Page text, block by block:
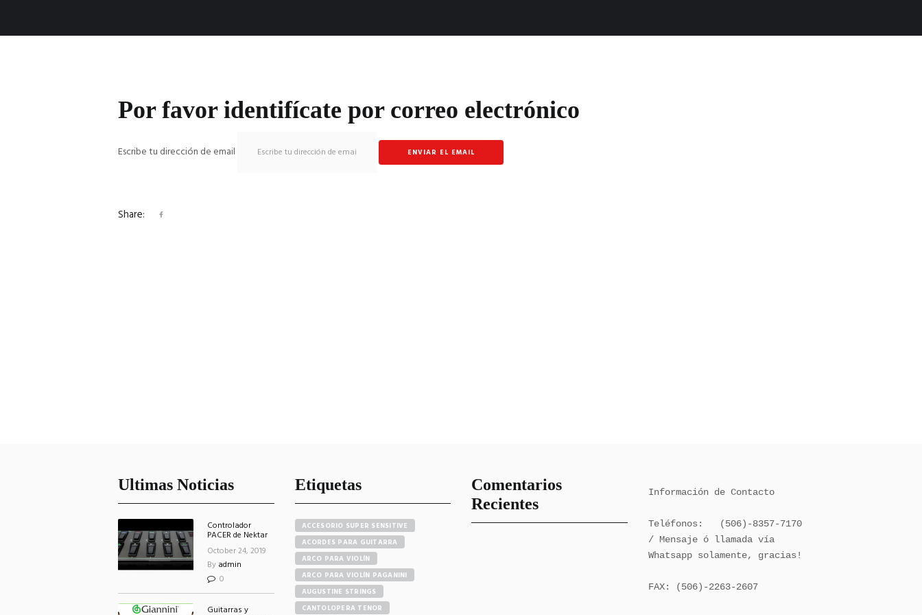
Por favor identifícate por correo electrónico
Escribe tu dirección de email
Share:
Ultimas Noticias
Controlador
PACER de Nektar
October 24, 2019
By admin
0
Guitarras y
Etiquetas
ACCESORIO SUPER SENSITIVE
ACORDES PARA GUITARRA
ARCO PARA VIOLÍN
ARCO PARA VIOLÍN PAGANINI
AUGUSTINE STRINGS
CANTOLOPERA TENOR
Comentarios
Recientes
Información de Contacto
Teléfonos:   (506)-8357-7170
/ Mensaje ó llamada vía
Whatsapp solamente, gracias!
FAX: (506)-2263-2607